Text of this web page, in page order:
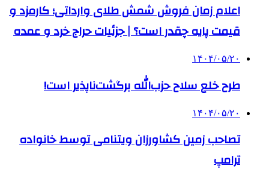
اعلام زمان فروش شمش طلای وارداتی؛ کارمزد و
قیمت پایه چقدر است؟ | جزئیات حراج خرد و عمده
۱۴۰۴/۰۵/۲۰
طرح خلع سلاح حزب‌الله برگشت‌ناپذیر است!
۱۴۰۴/۰۵/۲۰
تصاحب زمین کشاورزان ویتنامی توسط خانواده
ترامپ